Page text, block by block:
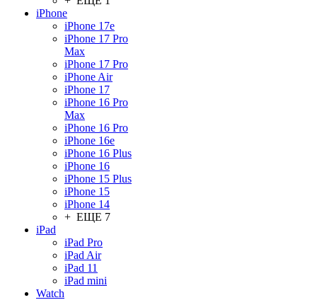
iPhone
iPhone 17e
iPhone 17 Pro
Max
iPhone 17 Pro
iPhone Air
iPhone 17
iPhone 16 Pro
Max
iPhone 16 Pro
iPhone 16e
iPhone 16 Plus
iPhone 16
iPhone 15 Plus
iPhone 15
iPhone 14
+ ЕЩЕ 7
iPad
iPad Pro
iPad Air
iPad 11
iPad mini
Watch